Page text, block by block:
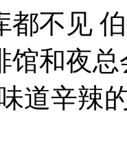
都不见
馆和夜
道辛辣